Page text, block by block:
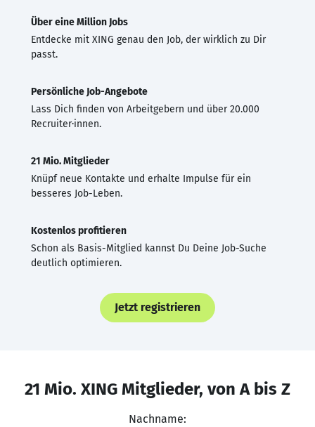
Über eine Million Jobs
Entdecke mit XING genau den Job, der wirklich zu Dir
passt.
Persönliche Job-Angebote
Lass Dich finden von Arbeitgebern und über 20.000
Recruiter·innen.
21 Mio. Mitglieder
Knüpf neue Kontakte und erhalte Impulse für ein
besseres Job-Leben.
Kostenlos profitieren
Schon als Basis-Mitglied kannst Du Deine Job-Suche
deutlich optimieren.
Jetzt registrieren
21 Mio. XING Mitglieder, von A bis Z
Nachname: